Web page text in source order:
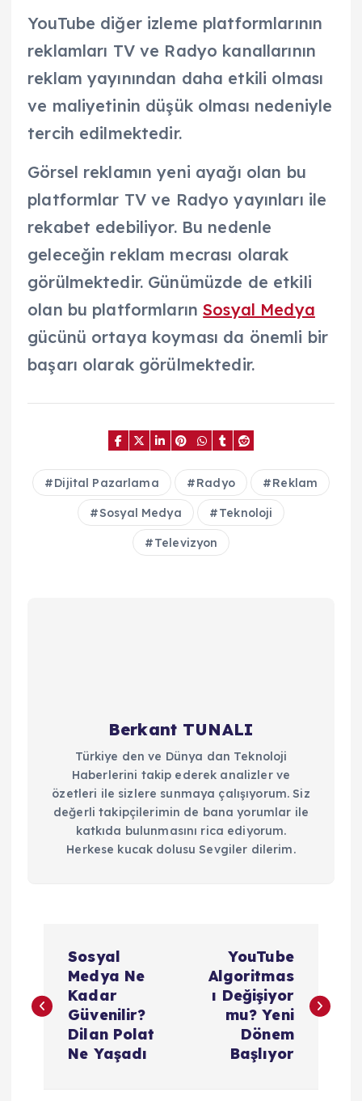
YouTube diğer izleme platformlarının
reklamları TV ve Radyo kanallarının
reklam yayınından daha etkili olması
ve maliyetinin düşük olması nedeniyle
tercih edilmektedir.
Görsel reklamın yeni ayağı olan bu
platformlar TV ve Radyo yayınları ile
rekabet edebiliyor. Bu nedenle
geleceğin reklam mecrası olarak
görülmektedir. Günümüzde de etkili
olan bu platformlarınSosyal Medya
gücünü ortaya koyması da önemli bir
başarı olarak görülmektedir.
Dijital Pazarlama Radyo Reklam
Sosyal Medya Teknoloji
Televizyon
Berkant TUNALI
Türkiye den ve Dünya dan Teknoloji
Haberlerini takip ederek analizler ve
özetleri ile sizlere sunmaya çalışıyorum. Siz
değerli takipçilerimin de bana yorumlar ile
katkıda bulunmasını rica ediyorum.
Herkese kucak dolusu Sevgiler dilerim.
z
Sosyal
Medya Ne
Kadar
Güvenilir?
Dilan Polat
Ne Yaşadı
YouTube
Algoritmas
ı Değişiyor
mu? Yeni
Dönem
Başlıyor